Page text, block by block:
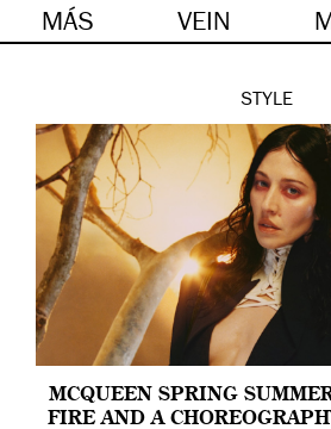
MÁS VEIN
STYLE
MCQUEEN SPRING
FIRE AND A